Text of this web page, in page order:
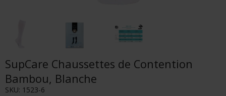
SupCare Chaussettes de Contention
Bambou, Blanche
SKU: 1523-6